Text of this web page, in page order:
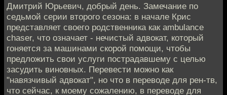
Дмитрий Юрьевич, добрый день. Замечание по
седьмой серии второго сезона: в начале Крис
представляет своего родственника как ambulance
chaser, что означает - нечистый адвокат, который
гоняется за машинами скорой помощи, чтобы
предложить свои услуги пострадавшему с целью
засудить виновных. Перевести можно как
"навязчивый адвокат", но что в переводе для рен-тв,
что сейчас, к моему сожалению, в переводе для